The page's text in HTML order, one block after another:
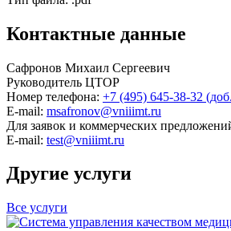
Контактные данные
Сафронов Михаил Сергеевич
Руководитель ЦТОР
Номер телефона: +7 (495) 645-38-32
E-mail: msafronov@vniiimt.ru
Для заявок и коммерческих
E-mail: test@vniiimt.ru
Другие услуги
Все услуги